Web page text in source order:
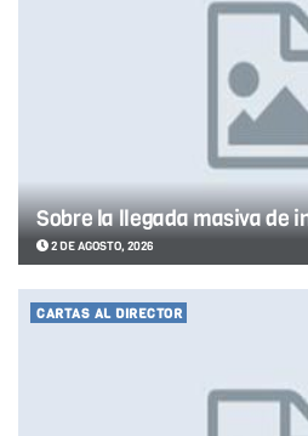
Sobre la llegada masiva de
2 DE AGOSTO, 2026
CARTAS AL DIRECTOR